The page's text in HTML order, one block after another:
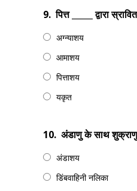
9. पित्त _____ द्वारा
अग्न्याशय
आमाशय
पित्ताशय
यकृत
10. अंडाणु के साथ शुक्राणु
अंडाशय
डिंबवाहिनी नलिका